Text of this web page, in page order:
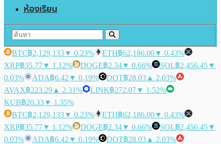
ห้องเรียน
BTC฿2,129,133▼ 0.23% ETH฿62,186.00▼ 0.43%
XRP฿35.77▼ 1.12% DOGE฿2.34▼ 0.66% SOL฿2,456.45▼
0.03%
ADA฿6.42 ▼ 0.19% DOT฿28.03 ▲ 2.03%
AVAX฿223.29 ▲ 2.31% LINK฿272.07▼ 1.52%
KUB฿20.33▼ 1.35%
BTC฿2,129,133▼ 0.23% ETH฿62,186.00▼ 0.43%
XRP฿35.77▼ 1.12% DOGE฿2.34▼ 0.66% SOL฿2,456.45▼
0.03%
ADA฿6.42 ▼ 0.19% DOT฿28.03 ▲ 2.03%